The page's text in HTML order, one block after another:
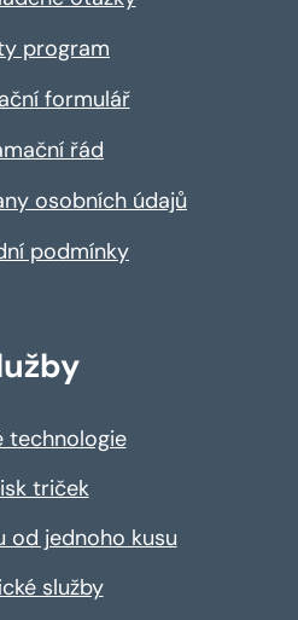
program
formulář
řád
osobních údajů
podmínky
technologie
triček
od jednoho kusu
služby